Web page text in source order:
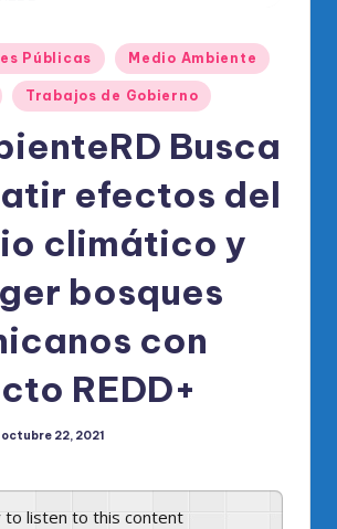
Públicas Medio Ambiente
Trabajos de Gobierno
Busca
efectos del
climático y
bosques
con
REDD+
octubre 22, 2021
to listen to this content